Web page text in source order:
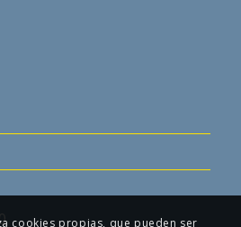
cookies propias, que pueden ser